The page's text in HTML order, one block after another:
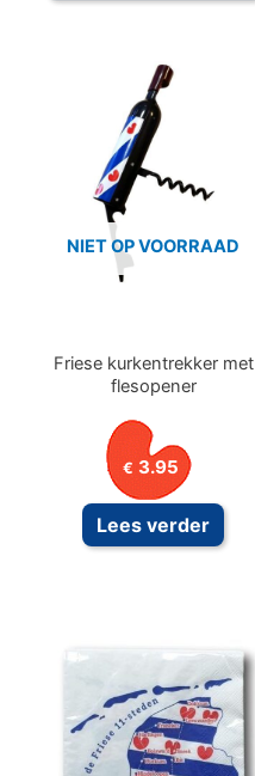
NIET OP VOORRAAD
Friese kurkentrekker met
flesopener
€ 3.95
Lees verder